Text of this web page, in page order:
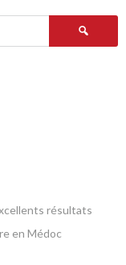
Rechercher :
résultats
en Médoc